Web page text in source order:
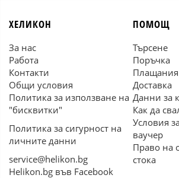
ХЕЛИКОН
За нас
Работа
Контакти
Общи условия
Политика за използване на
"бисквитки"
Политика за сигурност на
личните данни
service@helikon.bg
Helikon.bg във Facebook
ПОМОЩ
Търсене
Поръчка
Плащания
Доставка
Данни за
Как да
Условия
ваучер
Право на
стока